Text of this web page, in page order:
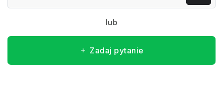
lub
Zadaj pytanie